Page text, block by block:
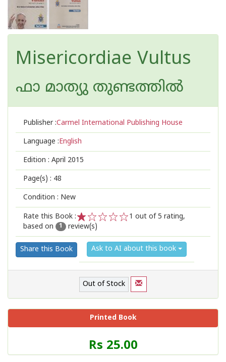
Misericordiae Vultus
ഫാ മാത്യു തുണ്ടത്തില്‍
Publisher :Carmel International Publishing House
Language :English
Edition : April 2015
Page(s) : 48
Condition : New
Rate this Book :
2
1
1 out of 5 rating,
based on
1 review(s)
Share this Book Ask to AI about this book
Out of Stock
Printed Book
Price
of
Rs 25.00